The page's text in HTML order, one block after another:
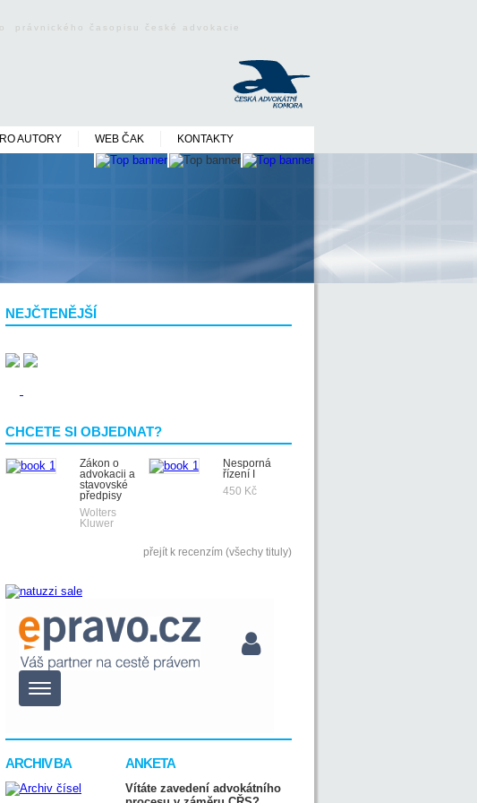
právnického časopisu české advokacie
AUTORY WEB ČAK KONTAKTY
NEJČTENĚJŠÍ
CHCETE SI OBJEDNAT?
Zákon o
advokacii a
stavovské
předpisy
Wolters
Kluwer
Nesporná
řízení I
450 Kč
přejít k recenzím (všechy tituly)
ARCHIV BA ANKETA
Vítáte zavedení advokátního